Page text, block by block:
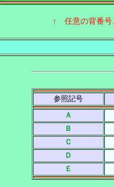
↑ 任意の背番号
参照記号
Ａ
Ｂ
Ｃ
Ｄ
Ｅ